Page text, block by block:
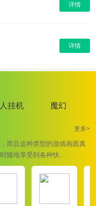
详情
详情
挂机 魔幻
更多>
而且这种类型的游戏画面真
随地享受到各种快...